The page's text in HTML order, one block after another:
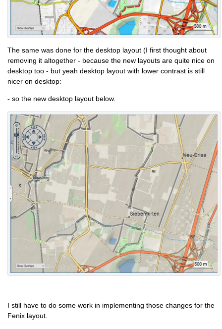
The same was done for the desktop layout (I first thought about
removing it altogether - because the new layouts are quite nice on
desktop too - but yeah desktop layout with lower contrast is still
nicer on desktop:
- so the new desktop layout below.
I still have to do some work in implementing those changes for the
Fenix layout.